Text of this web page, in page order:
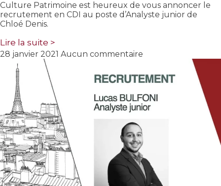
Culture Patrimoine est heureux de vous annoncer le
recrutement en CDI au poste d’Analyste junior de
Chloé Denis.
Lire la suite >
28 janvier 2021 Aucun commentaire